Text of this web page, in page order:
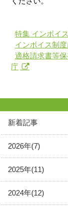
特集 インボイ
インボイス制
適格請求書等
庁
新着記事
2026年(7)
2025年(11)
2024年(12)